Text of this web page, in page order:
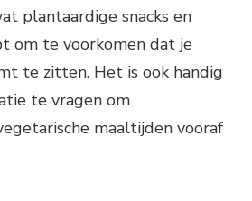
plantaardige snacks en
om te voorkomen dat je
te zitten. Het is ook handig
te vragen om
maaltijden vooraf